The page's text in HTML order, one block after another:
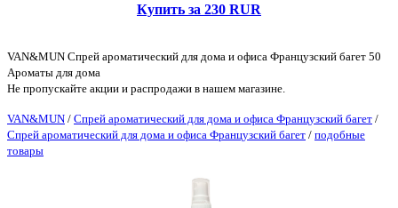
Купить за 230 RUR
VAN&MUN Спрей ароматический для дома и офиса Французский багет 50
Ароматы для дома
Не пропускайте акции и распродажи в нашем магазине.
VAN&MUN / Спрей ароматический для дома и офиса Французский багет /
Спрей ароматический для дома и офиса Французский багет / подобные
товары